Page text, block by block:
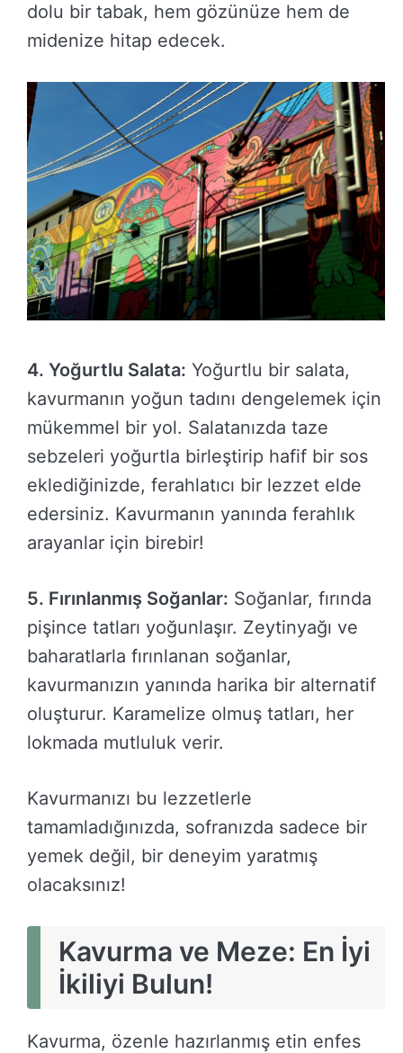
dolu bir tabak, hem gözünüze hem de
midenize hitap edecek.
4. Yoğurtlu Salata: Yoğurtlu bir salata,
kavurmanın yoğun tadını dengelemek için
mükemmel bir yol. Salatanızda taze
sebzeleri yoğurtla birleştirip hafif bir sos
eklediğinizde, ferahlatıcı bir lezzet elde
edersiniz. Kavurmanın yanında ferahlık
arayanlar için birebir!
5. Fırınlanmış Soğanlar: Soğanlar, fırında
pişince tatları yoğunlaşır. Zeytinyağı ve
baharatlarla fırınlanan soğanlar,
kavurmanızın yanında harika bir alternatif
oluşturur. Karamelize olmuş tatları, her
lokmada mutluluk verir.
Kavurmanızı bu lezzetlerle
tamamladığınızda, sofranızda sadece bir
yemek değil, bir deneyim yaratmış
olacaksınız!
Kavurma ve Meze: En İyi
İkiliyi Bulun!
Kavurma, özenle hazırlanmış etin enfes